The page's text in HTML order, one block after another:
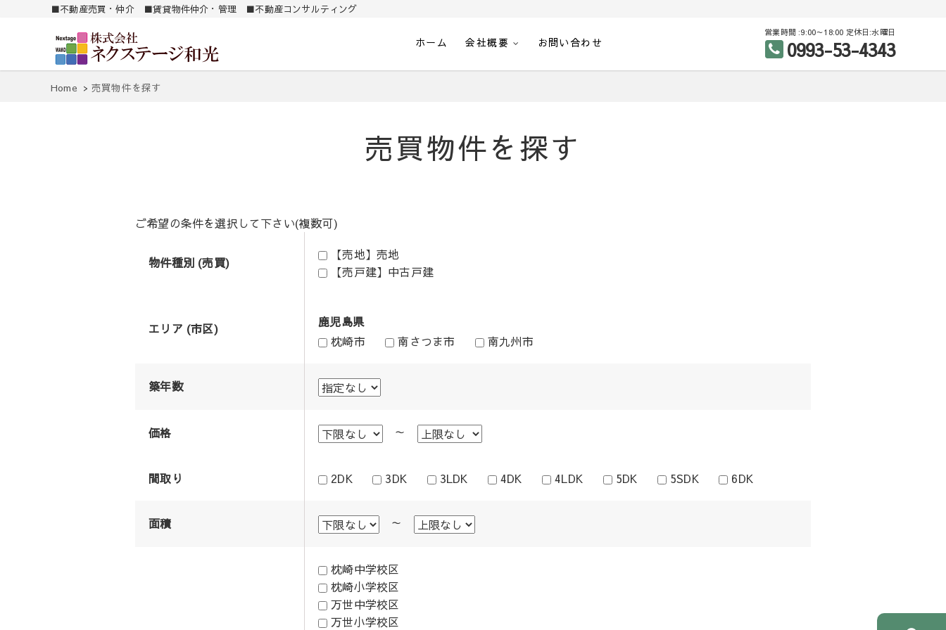
■不動産売買・仲介 ■賃貸物件仲介・管理 ■不動産コンサルティング
㈱ ネクステージ和光-南さつま市加世田の不動産（売買・賃貸）
ホーム 会社概要 お問い合わせ
営業時間 :9:00～18:00 定休日:水曜日
0993-53-4343
Home 売買物件を探す
売買物件を探す
ご希望の条件を選択して下さい(複数可)
物件種別 (売買)
【売地】売地
【売戸建】中古戸建
エリア (市区)
鹿児島県
枕崎市
南さつま市 南九州市
築年数
価格 ～
間取り 2DK 3DK 3LDK 4DK 4LDK 5DK 5SDK 6DK
面積 ～
枕崎中学校区
枕崎小学校区
万世中学校区
万世小学校区